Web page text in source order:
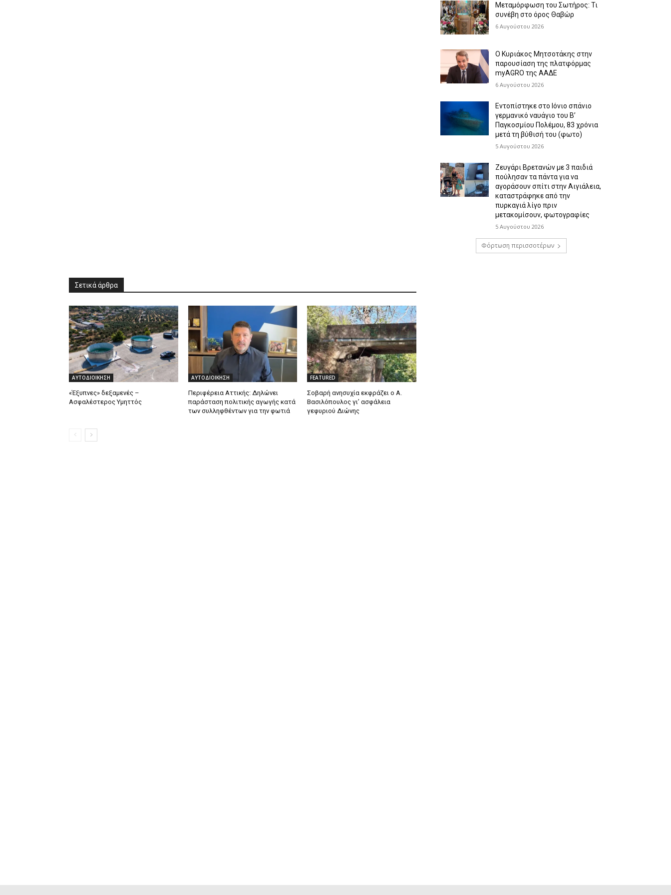
Μεταμόρφωση του Σωτήρος: Τι
συνέβη στο όρος Θαβώρ
6 Αυγούστου 2026
Ο Κυριάκος Μητσοτάκης στην
παρουσίαση της πλατφόρμας
myAGRO της ΑΑΔΕ
6 Αυγούστου 2026
Εντοπίστηκε στο Ιόνιο σπάνιο
γερμανικό ναυάγιο του Β’
Παγκοσμίου Πολέμου, 83 χρόνια
μετά τη βύθισή του (φωτο)
5 Αυγούστου 2026
Ζευγάρι Βρετανών με 3 παιδιά
πούλησαν τα πάντα για να
αγοράσουν σπίτι στην Αιγιάλεια,
καταστράφηκε από την
πυρκαγιά λίγο πριν
μετακομίσουν, φωτογραφίες
5 Αυγούστου 2026
Φόρτωση περισσοτέρων
Σετικά άρθρα
ΑΥΤΟΔΙΟΙΚΗΣΗ
«Έξυπνες» δεξαμενές –
Ασφαλέστερος Υμηττός
ΑΥΤΟΔΙΟΙΚΗΣΗ
Περιφέρεια Αττικής: Δηλώνει
παράσταση πολιτικής αγωγής κατά
των συλληφθέντων για την φωτιά
FEATURED
Σοβαρή ανησυχία εκφράζει ο Α.
Βασιλόπουλος γι’ ασφάλεια
γεφυριού Διώνης